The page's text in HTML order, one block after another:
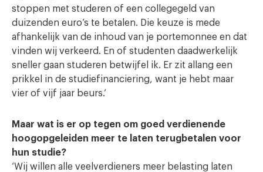
stoppen met studeren of een collegegeld van
duizenden euro’s te betalen. Die keuze is mede
afhankelijk van de inhoud van je portemonnee en dat
vinden wij verkeerd. En of studenten daadwerkelijk
sneller gaan studeren betwijfel ik. Er zit allang een
prikkel in de studiefinanciering, want je hebt maar
vier of vijf jaar beurs.’
Maar wat is er op tegen om goed verdienende
hoogopgeleiden meer te laten terugbetalen voor
hun studie?
‘Wij willen alle veelverdieners meer belasting laten